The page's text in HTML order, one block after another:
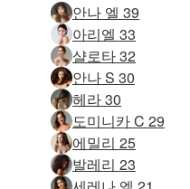
안나 엘 39
아리엘 33
샬로타 32
안나 S 30
헤라 30
도미니카 C 29
에밀리 25
발레리 23